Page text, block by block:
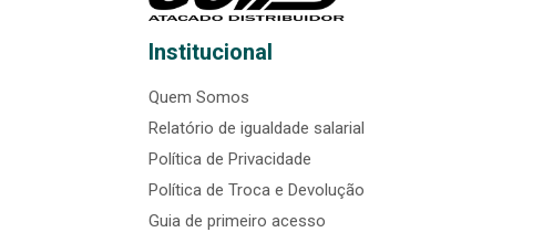
Institucional
Quem Somos
Relatório de igualdade salarial
Política de Privacidade
Política de Troca e Devolução
Guia de primeiro acesso